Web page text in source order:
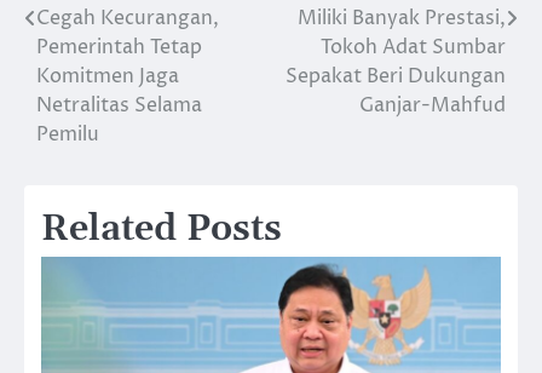
Post
navigation
Cegah Kecurangan,
Pemerintah Tetap
Komitmen Jaga
Netralitas Selama
Pemilu
Miliki Banyak Prestasi,
Tokoh Adat Sumbar
Sepakat Beri Dukungan
Ganjar-Mahfud
Related Posts